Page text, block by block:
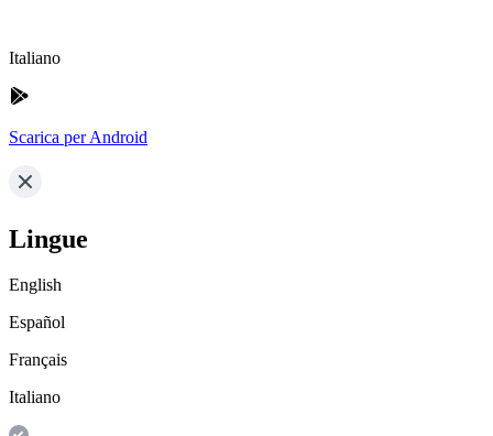
Italiano
Scarica per Android
Lingue
English
Español
Français
Italiano